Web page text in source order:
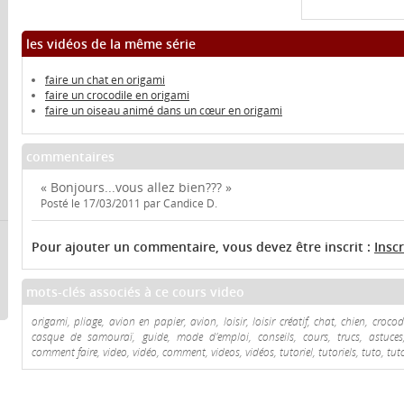
les vidéos de la même série
faire un chat en origami
faire un crocodile en origami
faire un oiseau animé dans un cœur en origami
commentaires
« Bonjours...vous allez bien??? »
Posté le 17/03/2011 par Candice D.
Pour ajouter un commentaire, vous devez être inscrit :
mots-clés associés à ce cours video
origami, pliage, avion en papier, avion, loisir, loisir créatif, chat, chien,
casque de samouraï, guide, mode d'emploi, conseils, cours, trucs,
comment faire, video, vidéo, comment, videos, vidéos, tutoriel, tutoriels, tuto,